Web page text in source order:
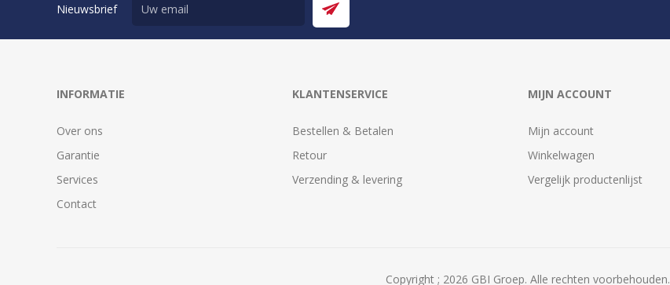
Nieuwsbrief
INFORMATIE
Over ons
Garantie
Services
Contact
KLANTENSERVICE
Bestellen & Betalen
Retour
Verzending & levering
MIJN ACCOUNT
Mijn account
Winkelwagen
Vergelijk productenlijst
Copyright ; 2026 GBI Groep. Alle rechten voorbehouden.